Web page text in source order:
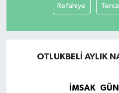
Refahiye
OTLUKBELI AYLIK
İMSAK